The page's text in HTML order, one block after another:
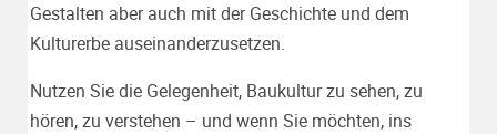
Gestalten aber auch mit der Geschichte und dem
Kulturerbe auseinanderzusetzen.
Nutzen Sie die Gelegenheit, Baukultur zu sehen, zu
hören, zu verstehen – und wenn Sie möchten, ins